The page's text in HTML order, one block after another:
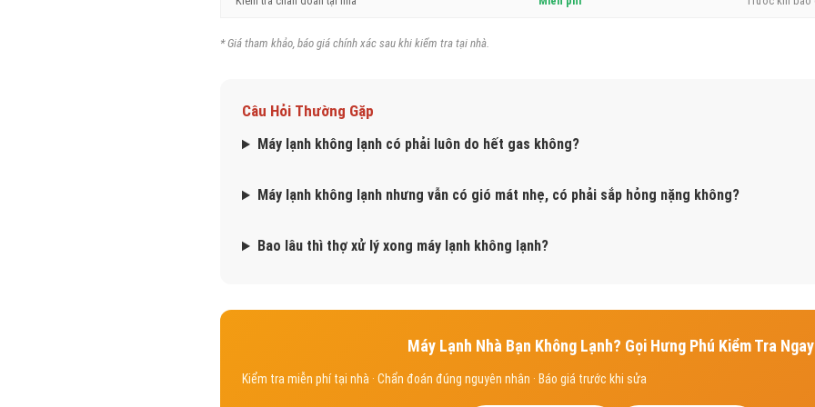
* Giá tham khảo, báo giá chính xác sau khi kiểm tra tại nhà.
Câu Hỏi Thường Gặp
Máy lạnh không lạnh có phải luôn do hết gas không?
Máy lạnh không lạnh nhưng vẫn có gió mát nhẹ, có phải sắp hỏng nặng không?
Bao lâu thì thợ xử lý xong máy lạnh không lạnh?
Máy Lạnh Nhà Bạn Không Lạnh? Gọi Hưng Phú Kiểm Tra Ngay
Kiểm tra miễn phí tại nhà · Chẩn đoán đúng nguyên nhân · Báo giá trước khi sửa